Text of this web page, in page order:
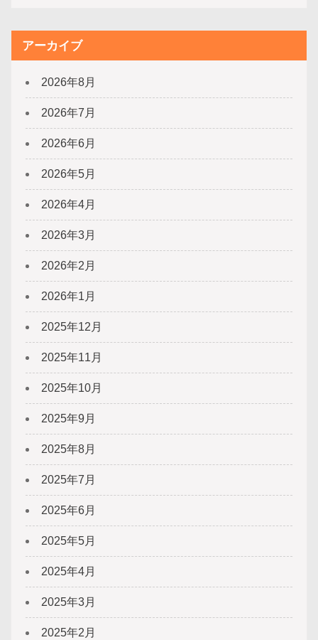
アーカイブ
2026年8月
2026年7月
2026年6月
2026年5月
2026年4月
2026年3月
2026年2月
2026年1月
2025年12月
2025年11月
2025年10月
2025年9月
2025年8月
2025年7月
2025年6月
2025年5月
2025年4月
2025年3月
2025年2月